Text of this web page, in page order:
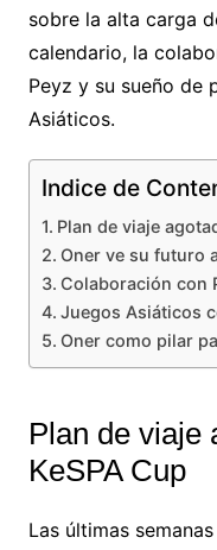
sobre la alta carga
calendario, la
Peyz y su sueño de
Asiáticos.
Indice de
Plan de viaje
Oner ve su futuro
Colaboración con
Juegos Asiáticos
Oner como pilar
Plan de viaje
KeSPA Cup
Las últimas